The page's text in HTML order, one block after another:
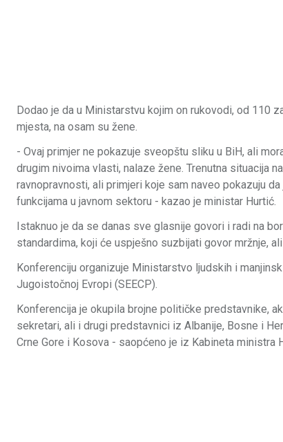
Dodao je da u Ministarstvu kojim on rukovodi, od 110
mjesta, na osam su žene.
- Ovaj primjer ne pokazuje sveopštu sliku u BiH, ali
drugim nivoima vlasti, nalaze žene. Trenutna situacija
ravnopravnosti, ali primjeri koje sam naveo pokazuju
funkcijama u javnom sektoru - kazao je ministar Hurtić.
Istaknuo je da se danas sve glasnije govori i radi na
standardima, koji će uspješno suzbijati govor mržnje,
Konferenciju organizuje Ministarstvo ljudskih i
Jugoistočnoj Evropi (SEECP).
Konferencija je okupila brojne političke predstavnike,
sekretari, ali i drugi predstavnici iz Albanije, Bosne i
Crne Gore i Kosova - saopćeno je iz Kabineta ministra